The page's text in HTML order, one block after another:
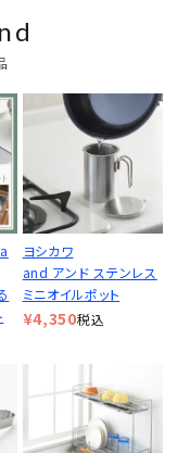
ヨシカワ
and アンド ステンレス
ミニオイルポット
¥4,350税込